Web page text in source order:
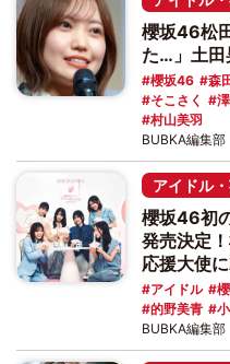
櫻坂46松
た…」土田
櫻坂46 森
そこさく
村山美羽
BUBKA編集部
アイドル
櫻坂46初
発売決定
応援大使
アイドル
的野美青
BUBKA編集部